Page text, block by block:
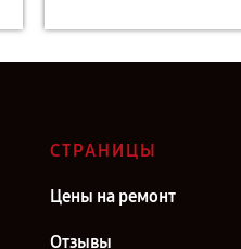
СТРАНИЦЫ
Цены на ремонт
Отзывы